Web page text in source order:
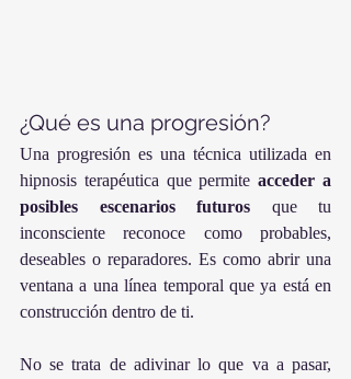
¿Qué es una progresión?
Una progresión es una técnica utilizada en
hipnosis terapéutica que permite acceder a
posibles escenarios futuros que tu
inconsciente reconoce como probables,
deseables o reparadores. Es como abrir una
ventana a una línea temporal que ya está en
construcción dentro de ti.
No se trata de adivinar lo que va a pasar,